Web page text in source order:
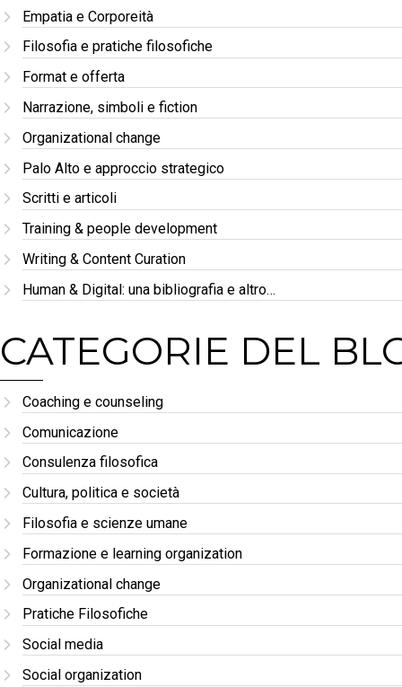
Empatia e Corporeità
Filosofia e pratiche filosofiche
Format e offerta
Narrazione, simboli e fiction
Organizational change
Palo Alto e approccio strategico
Scritti e articoli
Training & people development
Writing & Content Curation
Human & Digital: una bibliografia e altro…
CATEGORIE DEL
Coaching e counseling
Comunicazione
Consulenza filosofica
Cultura, politica e società
Filosofia e scienze umane
Formazione e learning organization
Organizational change
Pratiche Filosofiche
Social media
Social organization